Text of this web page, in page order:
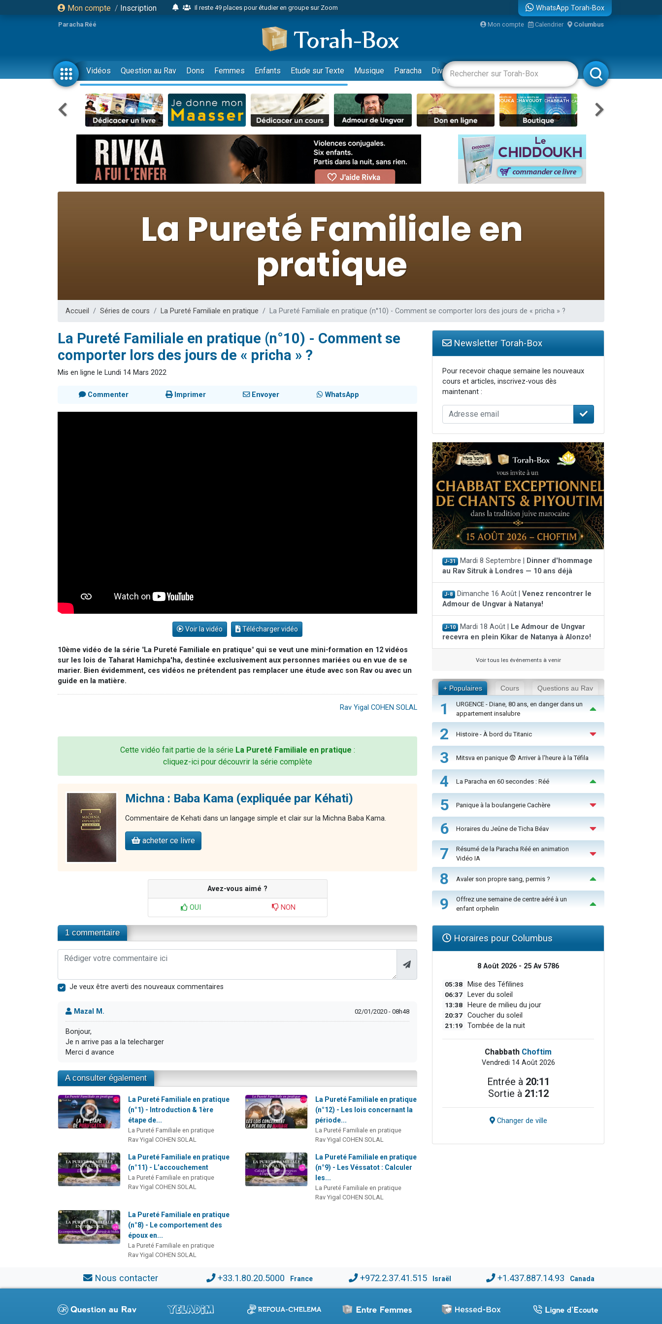
Mon compte / Inscription
Il reste 49 places pour étudier en groupe sur Zoom
2 personnes viennent de nous rejoindre sur WhatsApp
6 personnes viennent de nous rejoindre sur WhatsApp
4 personnes viennent de faire un don pour Reloger Rivka, 6 enfants, victime de violences...
2 personnes viennent de faire un don pour 1 Journée de Vacances Pour les Enfants
17 personnes viennent de demander une bénédiction
4 personnes viennent de nous rejoindre sur WhatsApp
Il reste 49 places pour étudier en groupe sur Zoom
Eva vient de donner son Maasser
4 personnes viennent de nous rejoindre sur WhatsApp
3 personnes viennent de nous rejoindre sur WhatsApp
Odaya vient de donner son Maasser
2 personnes viennent de nous rejoindre sur WhatsApp
13 personnes viennent de demander une bénédiction
30 personnes viennent de faire un don pour Sauvez la jambe de Yohan
Il reste 49 places pour étudier en groupe sur Zoom
12 nouvelles musiques dans Torah-Box Music
WhatsApp Torah-Box
Paracha Réé Mon compte Calendrier Columbus
Vidéos Question au Rav Dons Femmes Enfants Etude sur Texte Musique Paracha Divertissements Livres Rabbanim
Accueil Séries de cours La Pureté Familiale en pratique La Pureté Familiale en pratique (n°10) - Comment se comporter lors des jours de « pricha » ?
La Pureté Familiale en pratique (n°10) - Comment se
comporter lors des jours de « pricha » ?
Mis en ligne le Lundi 14 Mars 2022
Commenter Imprimer Envoyer WhatsApp
Voir la vidéo Télécharger vidéo
10ème vidéo de la série "La Pureté Familiale en pratique" qui se veut une mini-formation en 12 vidéos
sur les lois de Taharat Hamichpa'ha, destinée exclusivement aux personnes mariées ou en vue de se
marier. Bien évidemment, ces vidéos ne prétendent pas remplacer une étude avec son Rav ou avec un
guide en la matière.
Rav Yigal COHEN SOLAL
Cette vidéo fait partie de la série La Pureté Familiale en pratique :
cliquez-ici pour découvrir la série complète
Michna : Baba Kama (expliquée par Kéhati)
Commentaire de Kehati dans un langage simple et clair sur la Michna Baba Kama.
acheter ce livre
Avez-vous aimé ?
OUI NON
1 commentaire
Je veux être averti des nouveaux commentaires
Mazal M. 02/01/2020 - 08h48
Bonjour,
Je n arrive pas a la telecharger
Merci d avance
A consulter également
La Pureté Familiale en pratique
(n°1) - Introduction & 1ère
étape de...
La Pureté Familiale en pratique
Rav Yigal COHEN SOLAL
La Pureté Familiale en pratique
(n°12) - Les lois concernant la
période...
La Pureté Familiale en pratique
Rav Yigal COHEN SOLAL
La Pureté Familiale en pratique
(n°11) - L’accouchement
La Pureté Familiale en pratique
Rav Yigal COHEN SOLAL
La Pureté Familiale en pratique
(n°9) - Les Véssatot : Calculer
les...
La Pureté Familiale en pratique
Rav Yigal COHEN SOLAL
La Pureté Familiale en pratique
(n°8) - Le comportement des
époux en...
La Pureté Familiale en pratique
Rav Yigal COHEN SOLAL
Newsletter Torah-Box
Pour recevoir chaque semaine les nouveaux
cours et articles, inscrivez-vous dès
maintenant :
J-31 Mardi 8 Septembre |
Dinner d'hommage
au Rav Sitruk à Londres — 10 ans déjà
J-8 Dimanche 16 Août | Venez rencontrer le
Admour de Ungvar à Natanya!
J-10 Mardi 18 Août |
Le Admour de Ungvar
recevra en plein Kikar de Natanya à Alonzo!
Voir tous les événements à venir
+ Populaires Cours Questions au Rav
1
URGENCE - Diane, 80 ans, en danger dans un
appartement insalubre
2 Histoire - À bord du Titanic
3 Mitsva en panique 😨 Arriver à l'heure à la Téfila
4 La Paracha en 60 secondes : Réé
5 Panique à la boulangerie Cachère
6 Horaires du Jeûne de Ticha Béav
7
Résumé de la Paracha Réé en animation
Vidéo IA
8 Avaler son propre sang, permis ?
9
Offrez une semaine de centre aéré à un
enfant orphelin
Horaires pour Columbus
8 Août 2026 - 25 Av 5786
05:38 Mise des Téfilines
06:37 Lever du soleil
13:38 Heure de milieu du jour
20:37 Coucher du soleil
21:19 Tombée de la nuit
Chabbath Choftim
Vendredi 14 Août 2026
Entrée à 20:11
Sortie à 21:12
Changer de ville
Nous contacter +33.1.80.20.5000 France +972.2.37.41.515 Israël +1.437.887.14.93 Canada